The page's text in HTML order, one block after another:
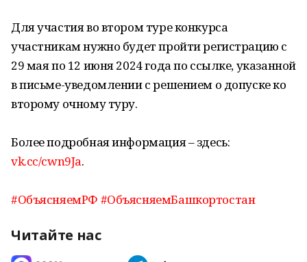
Для участия во втором туре конкурса
участникам нужно будет пройти регистрацию с
29 мая по 12 июня 2024 года по ссылке, указанной
в письме-уведомлении с решением о допуске ко
второму очному туру.
Более подробная информация – здесь:
vk.cc/cwn9Ja.
#ОбъясняемРФ #ОбъясняемБашкортостан
Читайте нас